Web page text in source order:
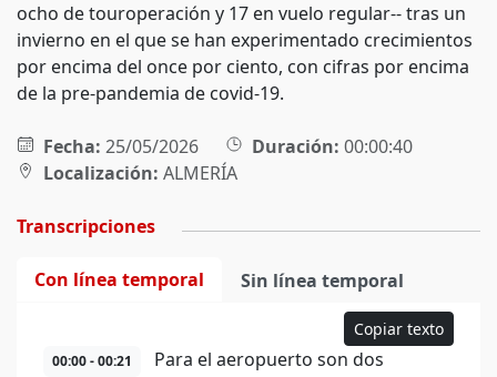
ocho de touroperación y 17 en vuelo regular-- tras un
invierno en el que se han experimentado crecimientos
por encima del once por ciento, con cifras por encima
de la pre-pandemia de covid-19.
Fecha: 25/05/2026 Duración: 00:00:40
Localización: ALMERÍA
Transcripciones
Con línea temporal Sin línea temporal
Copiar texto
00:00 - 00:21
Para el aeropuerto son dos